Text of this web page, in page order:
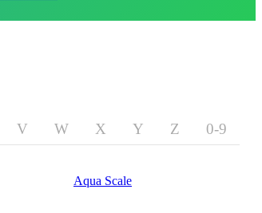
V W X Y Z 0-9
Aqua Scale